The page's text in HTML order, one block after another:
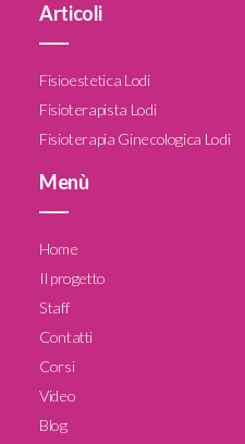
Articoli
Fisioestetica Lodi
Fisioterapista Lodi
Fisioterapia Ginecologica Lodi
Menù
Home
Il progetto
Staff
Contatti
Corsi
Video
Blog